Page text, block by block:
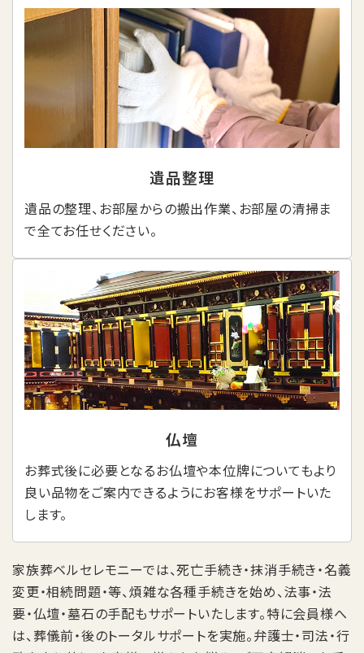
遺品整理
遺品の整理、お部屋からの搬出作業、お部屋の清掃ま
で全てお任せください。
仏壇
お葬式後に必要となるお仏壇や本位牌についてもより
良い品物をご案内できるようにお客様をサポートいた
します。
家族葬ベルセレモニーでは、死亡手続き・抹消手続き・名義
変更・相続問題・等、煩雑な各種手続きを始め、法事・法
要・仏壇・墓石の手配もサポートいたします。特に会員様へ
は、葬儀前・後のトータルサポートを実施。弁護士・司法・行